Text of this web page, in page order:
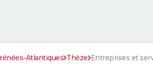
Atlantiques Thèze Entreprises et